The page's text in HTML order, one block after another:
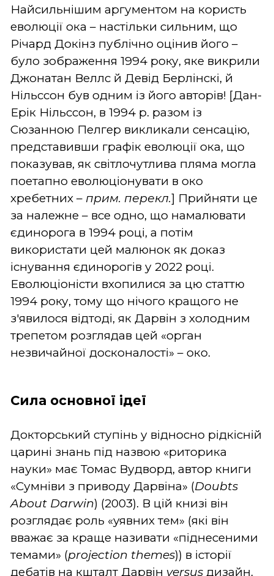
Найсильнішим аргументом на користь
еволюції ока – настільки сильним, що
Річард Докінз публічно оцінив його –
було зображення 1994 року, яке викрили
Джонатан Веллс й Девід Берлінскі, й
Нільссон був одним із його авторів! [Дан-
Ерік Нільссон, в 1994 р. разом із
Сюзанною Пелгер викликали сенсацію,
представивши графік еволюції ока, що
показував, як світлочутлива пляма могла
поетапно еволюціонувати в око
хребетних – прим. перекл.] Прийняти це
за належне – все одно, що намалювати
єдинорога в 1994 році, а потім
використати цей малюнок як доказ
існування єдинорогів у 2022 році.
Еволюціоністи вхопилися за цю статтю
1994 року, тому що нічого кращого не
з'явилося відтоді, як Дарвін з холодним
трепетом розглядав цей «орган
незвичайної досконалості» – око.
Сила основної ідеї
Докторський ступінь у відносно рідкісній
царині знань під назвою «риторика
науки» має Томас Вудворд, автор книги
«Сумніви з приводу Дарвіна» (Doubts
About Darwin) (2003). В цій книзі він
розглядає роль «уявних тем» (які він
вважає за краще називати «піднесеними
темами» (projection themes)) в історії
дебатів на кшталт Дарвін versus дизайн.